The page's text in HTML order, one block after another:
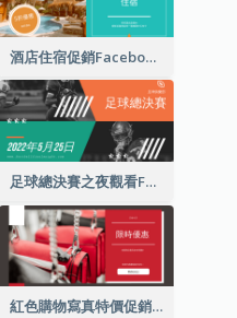
酒店住宿促銷Facebook廣告
足球總決賽之夜觀看Facebook廣告
紅色購物寫真特價促銷Facebook廣告